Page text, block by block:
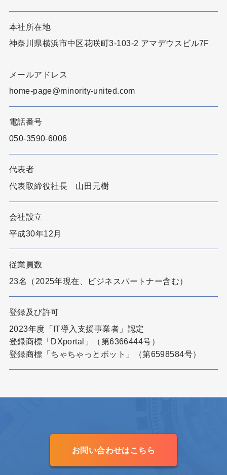
本社所在地
神奈川県横浜市中区花咲町3-103-2 アマデウスビル7F
メールアドレス
home-page@minority-united.com
電話番号
050-3590-6006
代表者
代表取締役社長 山田元樹
会社設立
平成30年12月
従業員数
23名（2025年現在、ビジネスパートナー含む）
登録及び許可
2023年度「IT導入支援事業者」認定
登録商標「DXportal」（第6366444号）
登録商標「ちゃちゃっとボット」（第6598584号）
お問い合わせはこちら